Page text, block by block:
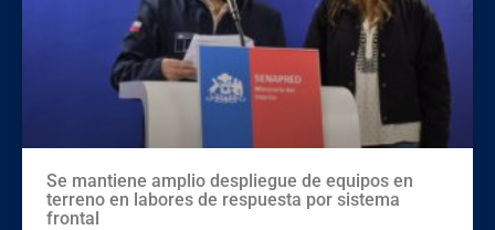
Se mantiene amplio despliegue de equipos en
terreno en labores de respuesta por sistema
frontal